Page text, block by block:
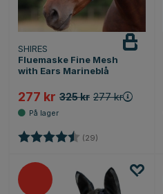
SHIRES
Fluemaske Fine Mesh
with Ears Marineblå
277 kr 325 kr 277 kr
Karakter: (29)